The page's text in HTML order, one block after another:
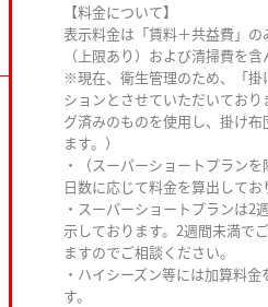
【料金について】
表示料金は「賃料＋共益費」
（上限あり）および清掃費を含
※現在、衛生管理のため、「掛
ションとさせていただいてお
グ済みのものを使用し、掛け
ます。）
・（スーパーショートプラン
日数に応じて料金を算出してお
・スーパーショートプランは2
示しております。2週間未満で
ますのでご相談ください。
・ハイシーズン等には加算料
す。